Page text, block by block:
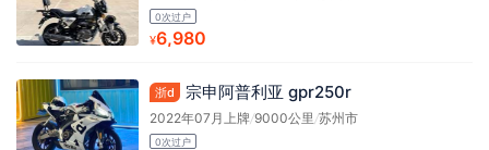
0次过户
¥6,980
浙d 宗申阿普利亚 gpr250r
2022年07月上牌/9000公里 /苏州市
0次过户